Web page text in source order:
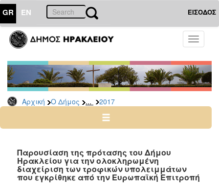
GR EN ΕΙΣΟΔΟΣ
Toggle
Αρχική Ο Δήμος ... 2017
ΔΗΜΟΣ
Δελτία
Τύπου
Αρχείο
2026
2024
2022
2021
Παρουσίαση της πρότασης του Δήμου
Ηρακλείου για την ολοκληρωμένη
διαχείριση των τροφικών υπολειμμάτων
που εγκρίθηκε από την Ευρωπαϊκή Επιτροπή